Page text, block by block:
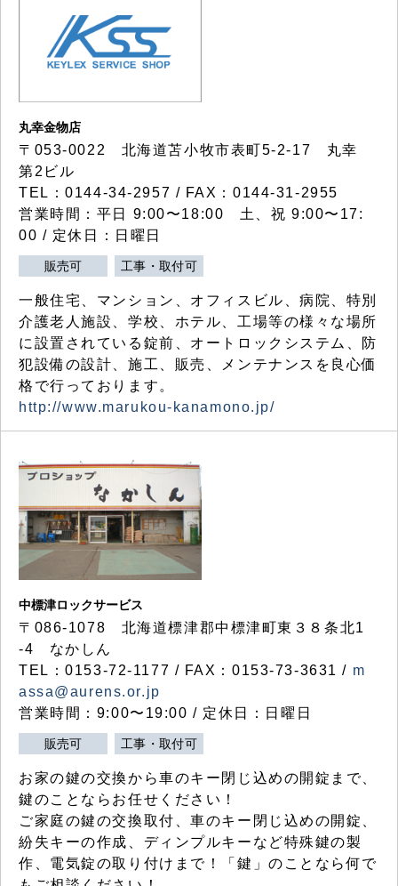
丸幸金物店
〒053-0022 北海道苫小牧市表町5-2-17 丸幸
第2ビル
TEL：0144-34-2957 / FAX：0144-31-2955
営業時間：平日 9:00〜18:00 土、祝 9:00〜17:
00 / 定休日：日曜日
販売可 工事・取付可
一般住宅、マンション、オフィスビル、病院、特別
介護老人施設、学校、ホテル、工場等の様々な場所
に設置されている錠前、オートロックシステム、防
犯設備の設計、施工、販売、メンテナンスを良心価
格で行っております。
http://www.marukou-kanamono.jp/
中標津ロックサービス
〒086-1078 北海道標津郡中標津町東３８条北1
-4 なかしん
TEL：0153-72-1177 / FAX：0153-73-3631 / m
assa@aurens.or.jp
営業時間：9:00〜19:00 / 定休日：日曜日
販売可 工事・取付可
お家の鍵の交換から車のキー閉じ込めの開錠まで、
鍵のことならお任せください！
ご家庭の鍵の交換取付、車のキー閉じ込めの開錠、
紛失キーの作成、ディンプルキーなど特殊鍵の製
作、電気錠の取り付けまで！「鍵」のことなら何で